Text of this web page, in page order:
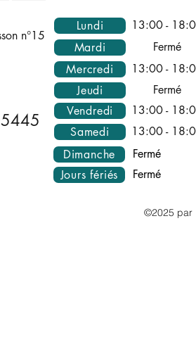
n°15
Lundi
13:00 -
Mardi
Fermé
Mercredi
13:00 -
Jeudi
Fermé
Vendredi
13:00 -
Samedi
13:00 -
Dimanche
Jours fériés
Fermé
Fermé
©2025 par